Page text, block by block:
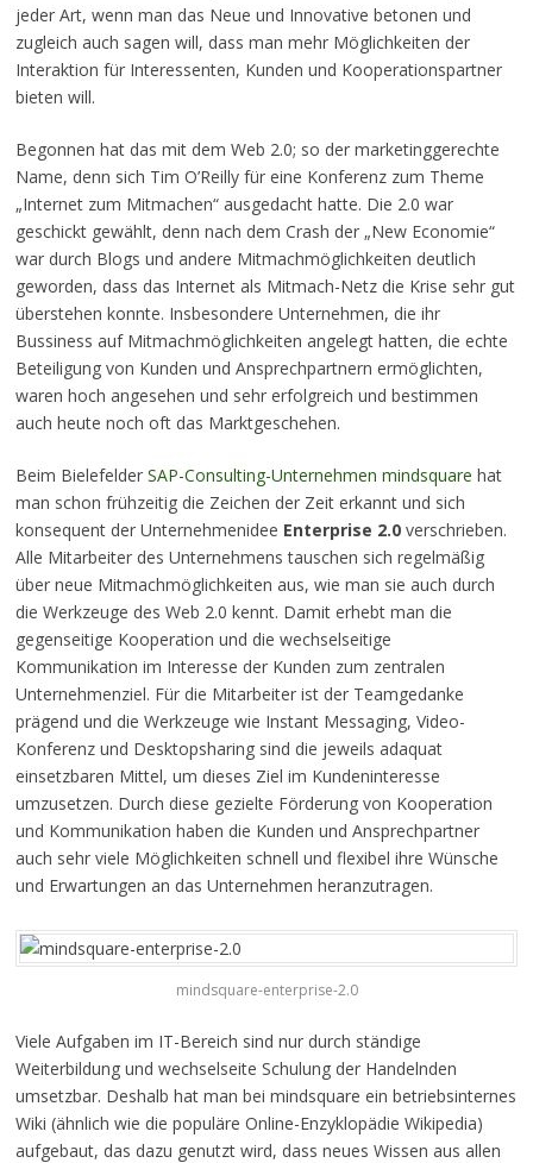
jeder Art, wenn man das Neue und Innovative betonen und
zugleich auch sagen will, dass man mehr Möglichkeiten der
Interaktion für Interessenten, Kunden und Kooperationspartner
bieten will.
Begonnen hat das mit dem Web 2.0; so der marketinggerechte
Name, denn sich Tim O’Reilly für eine Konferenz zum Theme
„Internet zum Mitmachen“ ausgedacht hatte. Die 2.0 war
geschickt gewählt, denn nach dem Crash der „New Economie“
war durch Blogs und andere Mitmachmöglichkeiten deutlich
geworden, dass das Internet als Mitmach-Netz die Krise sehr gut
überstehen konnte. Insbesondere Unternehmen, die ihr
Bussiness auf Mitmachmöglichkeiten angelegt hatten, die echte
Beteiligung von Kunden und Ansprechpartnern ermöglichten,
waren hoch angesehen und sehr erfolgreich und bestimmen
auch heute noch oft das Marktgeschehen.
Beim Bielefelder SAP-Consulting-Unternehmen mindsquare hat
man schon frühzeitig die Zeichen der Zeit erkannt und sich
konsequent der Unternehmenidee Enterprise 2.0verschrieben.
Alle Mitarbeiter des Unternehmens tauschen sich regelmäßig
über neue Mitmachmöglichkeiten aus, wie man sie auch durch
die Werkzeuge des Web 2.0 kennt. Damit erhebt man die
gegenseitige Kooperation und die wechselseitige
Kommunikation im Interesse der Kunden zum zentralen
Unternehmenziel. Für die Mitarbeiter ist der Teamgedanke
prägend und die Werkzeuge wie Instant Messaging, Video-
Konferenz und Desktopsharing sind die jeweils adaquat
einsetzbaren Mittel, um dieses Ziel im Kundeninteresse
umzusetzen. Durch diese gezielte Förderung von Kooperation
und Kommunikation haben die Kunden und Ansprechpartner
auch sehr viele Möglichkeiten schnell und flexibel ihre Wünsche
und Erwartungen an das Unternehmen heranzutragen.
mindsquare-enterprise-2.0
Viele Aufgaben im IT-Bereich sind nur durch ständige
Weiterbildung und wechselseite Schulung der Handelnden
umsetzbar. Deshalb hat man bei mindsquare ein betriebsinternes
Wiki (ähnlich wie die populäre Online-Enzyklopädie Wikipedia)
aufgebaut, das dazu genutzt wird, dass neues Wissen aus allen